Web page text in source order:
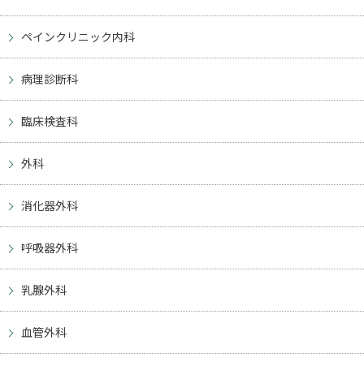
ペインクリニック内科
病理診断科
臨床検査科
外科
消化器外科
呼吸器外科
乳腺外科
血管外科